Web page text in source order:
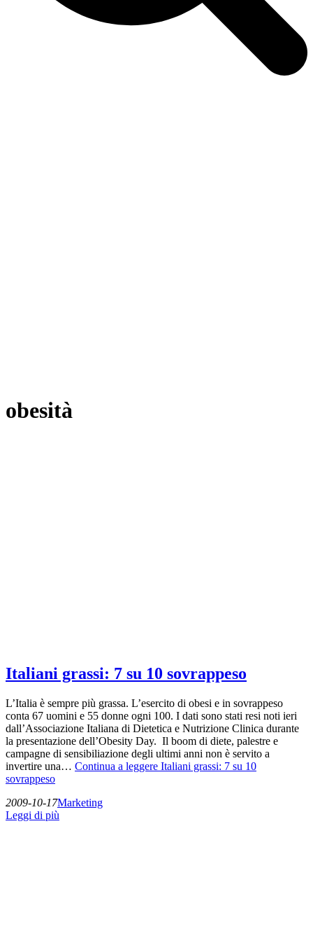
obesità
Italiani grassi: 7 su 10 sovrappeso
L’Italia è sempre più grassa. L’esercito di obesi e in sovrappeso
conta 67 uomini e 55 donne ogni 100. I dati sono stati resi noti ieri
dall’Associazione Italiana di Dietetica e Nutrizione Clinica durante
la presentazione dell’Obesity Day. Il boom di diete, palestre e
campagne di sensibiliazione degli ultimi anni non è servito a
invertire una… Continua a leggere Italiani grassi: 7 su 10
sovrappeso
2009-10-17Marketing
Leggi di più